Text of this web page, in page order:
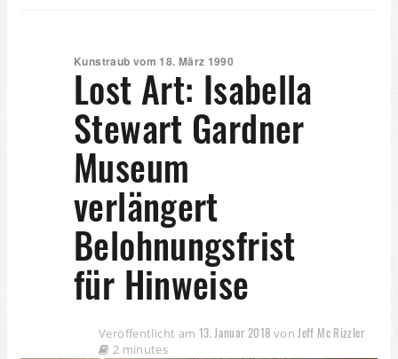
Kunstraub vom 18. März 1990
Lost Art: Isabella
Stewart Gardner
Museum
verlängert
Belohnungsfrist
für Hinweise
Veröffentlicht am 13. Januar 2018 vonJeff Mc Rizzler
2 minutes